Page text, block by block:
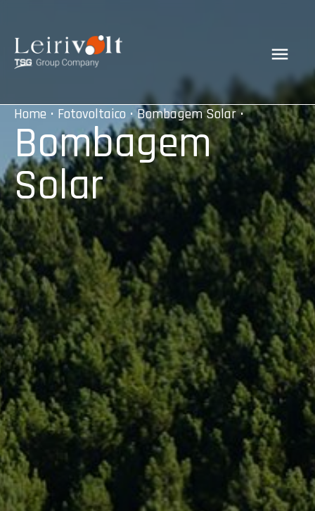
Home • Fotovoltaico •Bombagem Solar•
Bombagem
Solar